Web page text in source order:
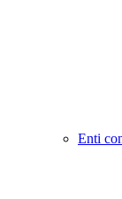
Enti